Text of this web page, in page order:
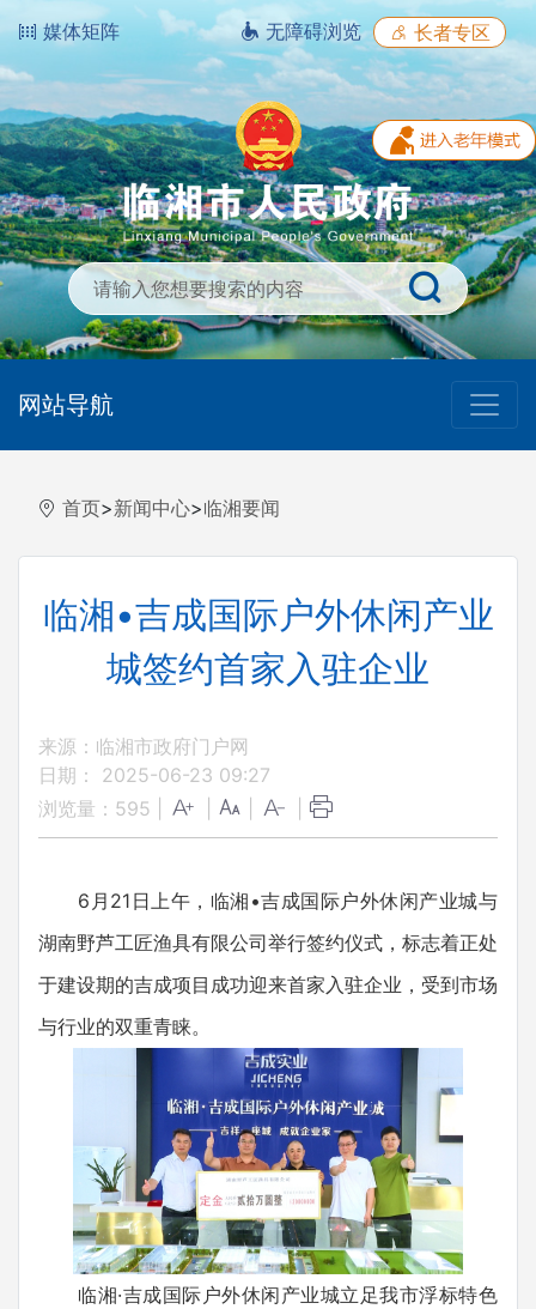
媒体矩阵 无障碍浏览 长者专区
网站导航
首页>新闻中心>临湘要闻
临湘•吉成国际户外休闲产业
城签约首家入驻企业
来源：临湘市政府门户网
日期： 2025-06-23 09:27
浏览量： 595
6月21日上午，临湘•吉成国际户外休闲产业城与
湖南野芦工匠渔具有限公司举行签约仪式，标志着正处
于建设期的吉成项目成功迎来首家入驻企业，受到市场
与行业的双重青睐。
临湘·吉成国际户外休闲产业城立足我市浮标特色